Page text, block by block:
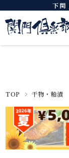
下関
TOP 干物・粕漬